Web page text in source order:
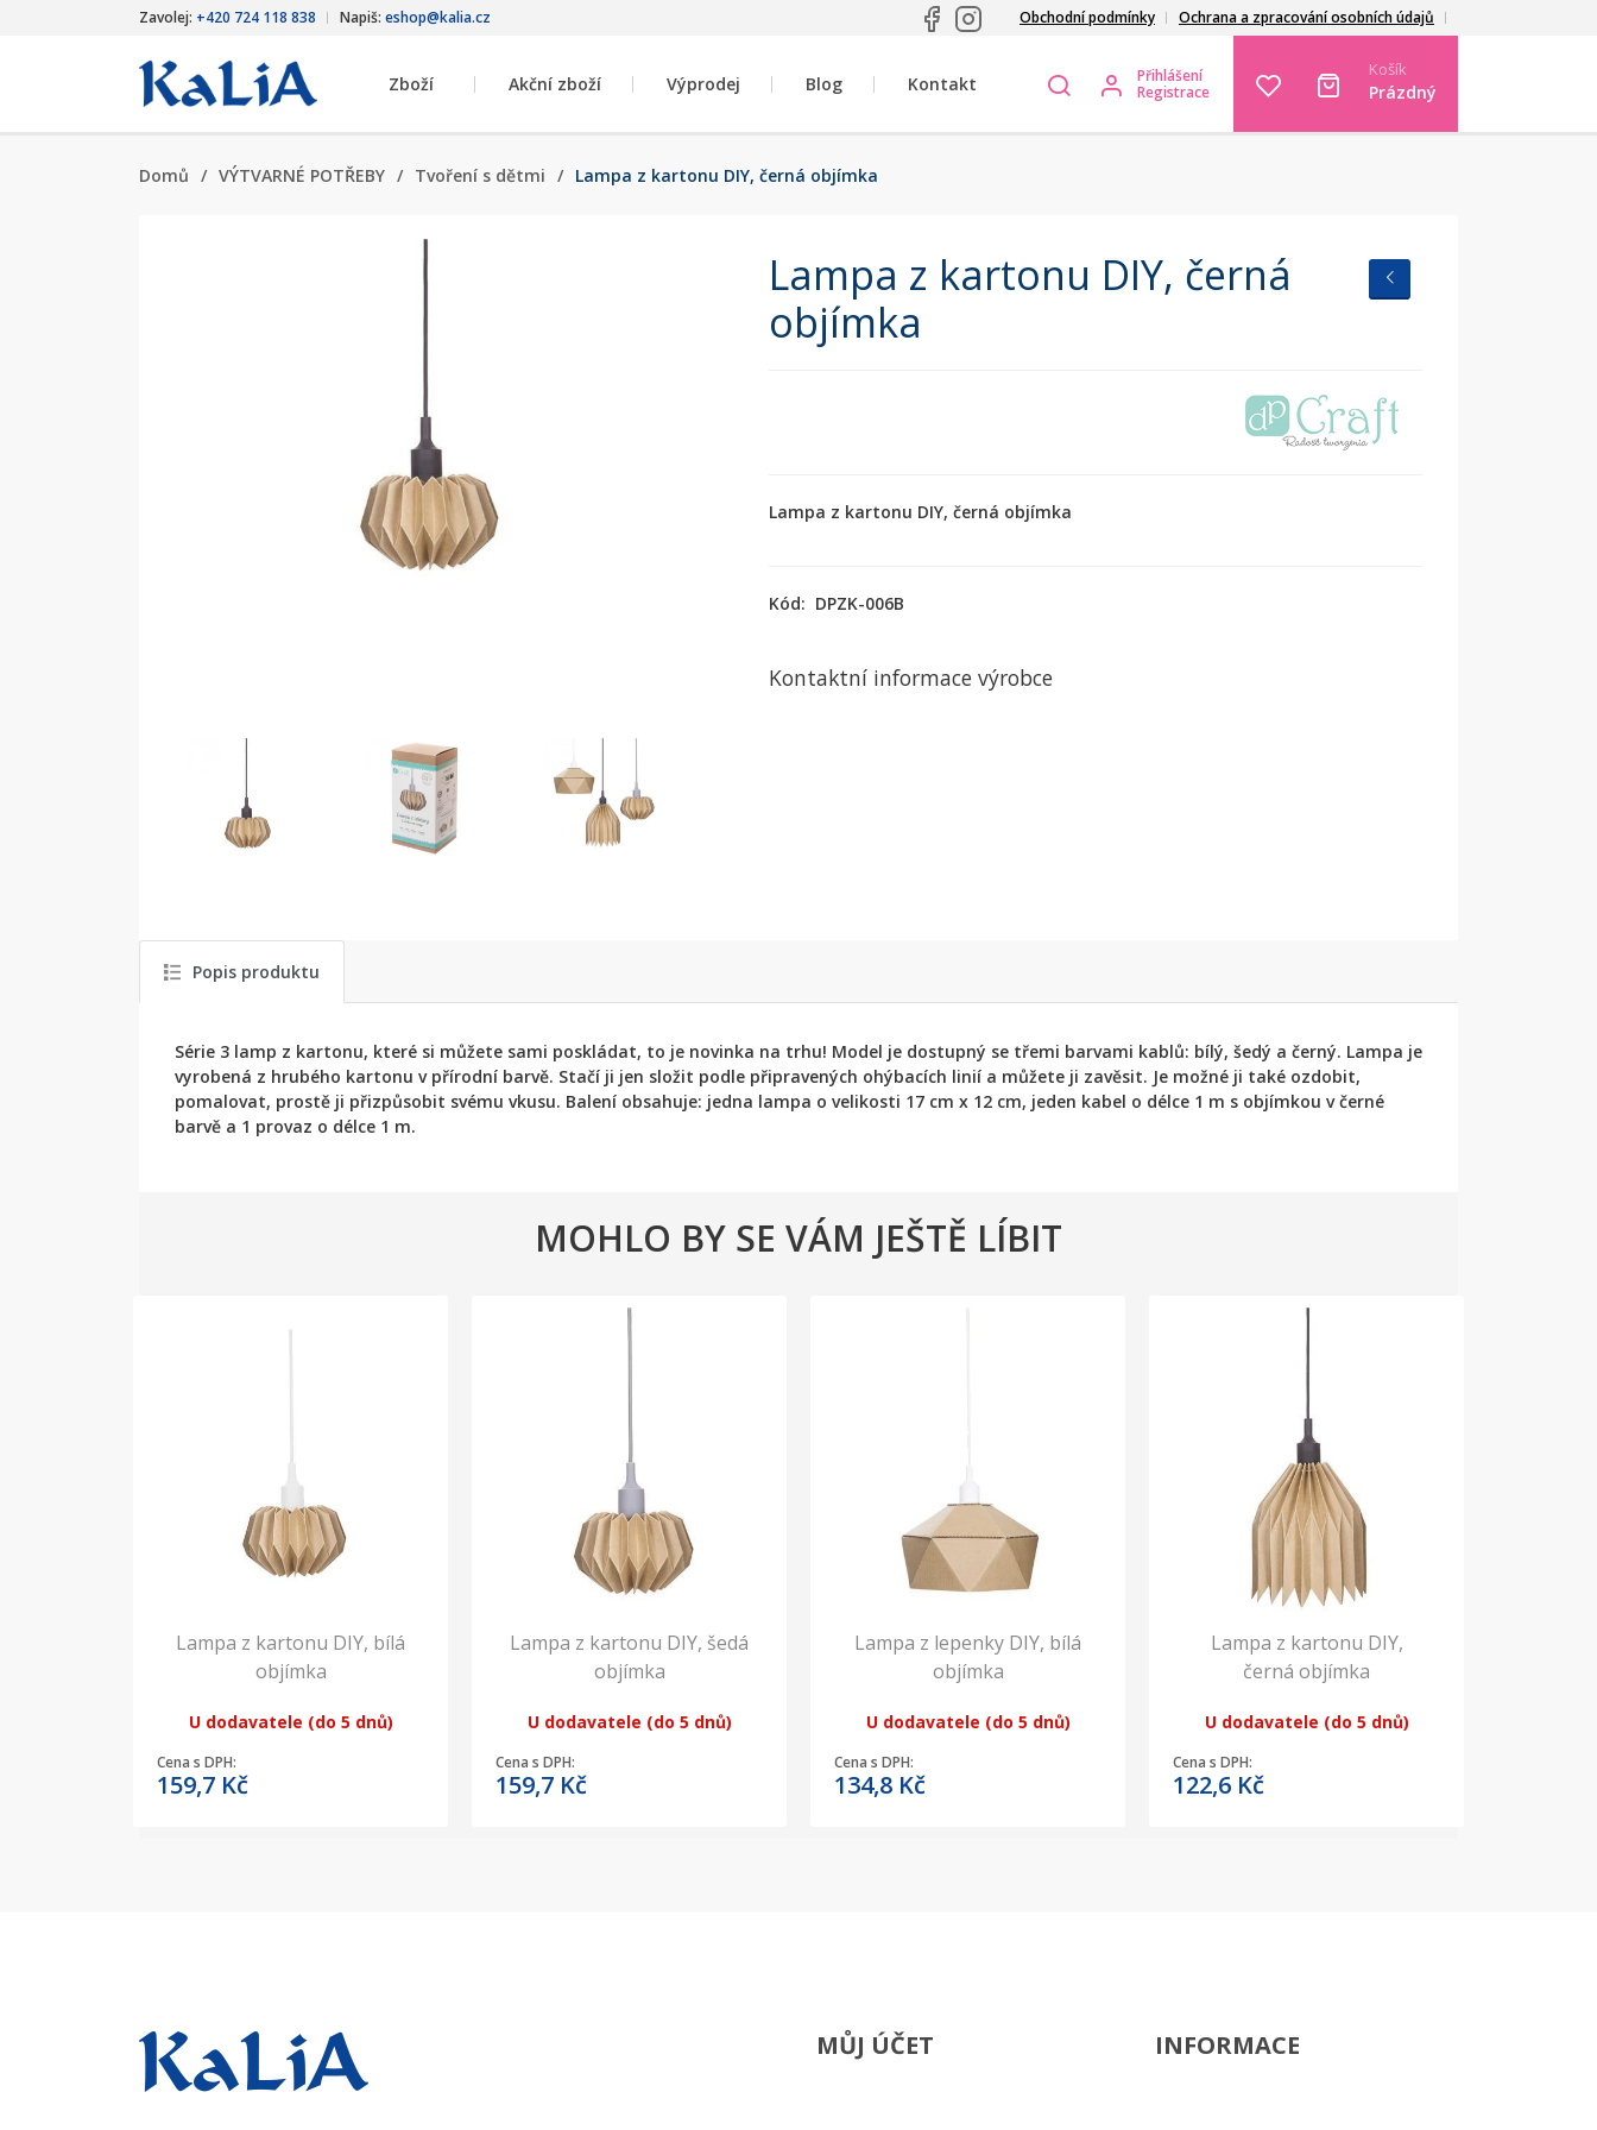
Zavolej: +420 724 118 838 Napiš: eshop@kalia.cz Obchodní podmínky Ochrana a zpracování osobních údajů
Zboží Akční zboží Výprodej Blog Kontakt
Přihlášení
Registrace
Košík
Prázdný
Domů / VÝTVARNÉ POTŘEBY / Tvoření s dětmi / Lampa z kartonu DIY, černá objímka
Lampa z kartonu DIY, černá
objímka
Lampa z kartonu DIY, černá objímka
Kód: DPZK-006B
Kontaktní informace výrobce
Popis produktu
Série 3 lamp z kartonu, které si můžete sami poskládat, to je novinka na trhu! Model je dostupný se třemi barvami kablů: bílý, šedý a černý. Lampa je
vyrobená z hrubého kartonu v přírodní barvě. Stačí ji jen složit podle připravených ohýbacích linií a můžete ji zavěsit. Je možné ji také ozdobit,
pomalovat, prostě ji přizpůsobit svému vkusu. Balení obsahuje: jedna lampa o velikosti 17 cm x 12 cm, jeden kabel o délce 1 m s objímkou v černé
barvě a 1 provaz o délce 1 m.
MOHLO BY SE VÁM JEŠTĚ LÍBIT
Lampa z kartonu DIY, bílá
objímka
U dodavatele (do 5 dnů)
Cena s DPH:
159,7 Kč
Lampa z kartonu DIY, šedá
objímka
U dodavatele (do 5 dnů)
Cena s DPH:
159,7 Kč
Lampa z lepenky DIY, bílá
objímka
U dodavatele (do 5 dnů)
Cena s DPH:
134,8 Kč
Lampa z kartonu DIY,
černá objímka
U dodavatele (do 5 dnů)
Cena s DPH:
122,6 Kč
MŮJ ÚČET INFORMACE